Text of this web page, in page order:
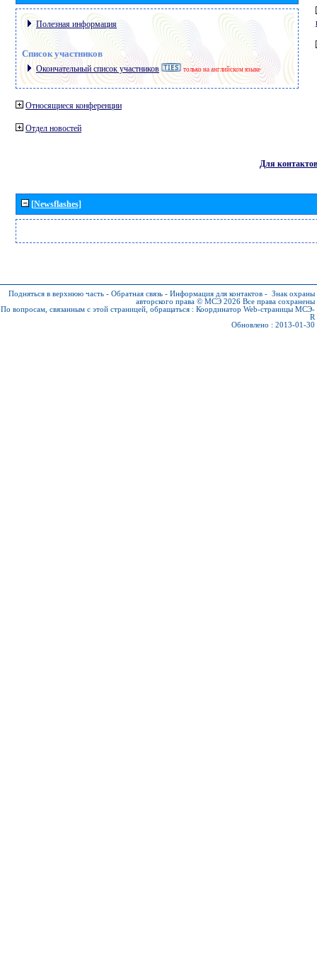
Полезная информация
Список участников
Окончательный список участников только на английском языке
Относящиеся конференции
Отдел новостей
Для контактов
[Newsflashes]
Подняться в верхнюю часть - Обратная связь - Информация для контактов - Знак охраны
авторского права © МСЭ 2026 Все права сохранены
По вопросам, связанным с этой страницей, обращаться : Координатор Web-страницы МСЭ-
R
Обновлено : 2013-01-30